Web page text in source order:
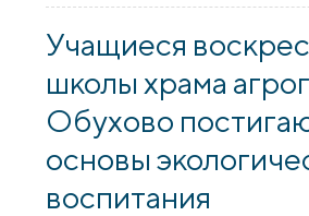
состоялось
духовенства
Учащиеся
школы храма
Обухово
основы
воспитания